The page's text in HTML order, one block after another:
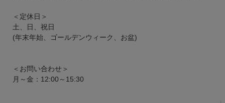
＜定休日＞
土、日、祝日
(年末年始、ゴールデンウィーク、お盆)
＜お問い合わせ＞
月～金：12:00～15:30